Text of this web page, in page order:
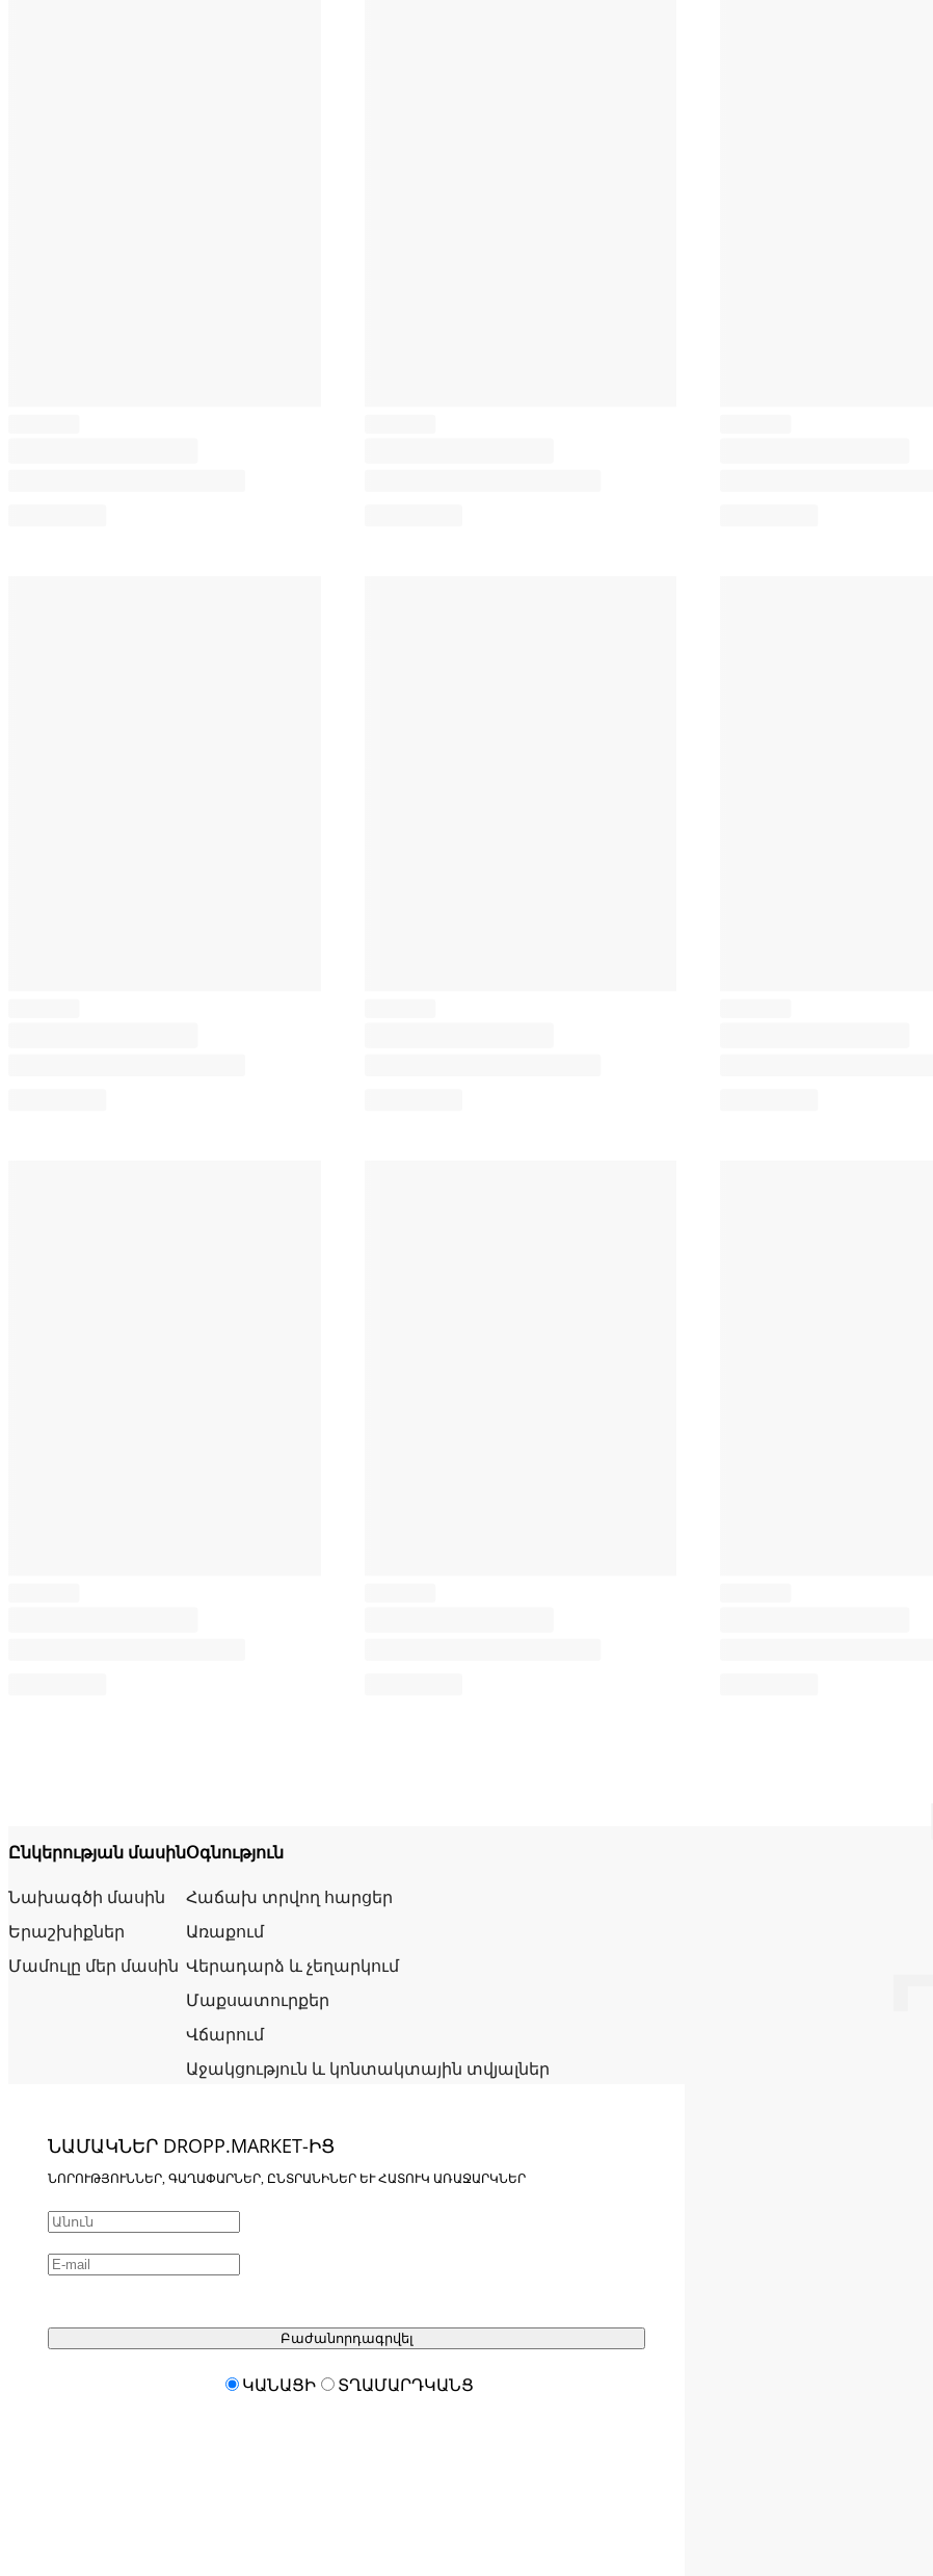
Ընկերության մասին
Նախագծի մասին
Երաշխիքներ
Մամուլը մեր մասին
Օգնություն
Հաճախ տրվող հարցեր
Առաքում
Վերադարձ և չեղարկում
Մաքսատուրքեր
Վճարում
Աջակցություն և կոնտակտային տվյալներ
ՆԱՄԱԿՆԵՐ DROPP.MARKET-ԻՑ
ՆՈՐՈՒԹՅՈՒՆՆԵՐ, ԳԱՂԱՓԱՐՆԵՐ, ԸՆՏՐԱՆԻՆԵՐ ԵՒ ՀԱՏՈՒԿ ԱՌԱՋԱՐԿՆԵՐ
Բաժանորդագրվել
ԿԱՆԱՑԻ ՏՂԱՄԱՐԴԿԱՆՑ